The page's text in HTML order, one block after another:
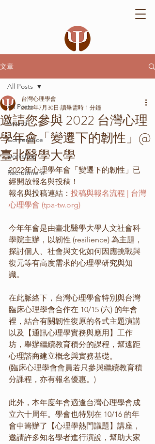
文章
All Posts
Award
Conference
workshop
Recruitment
All Posts
邀請您參與 2022 台灣心理
學年會「變遷下的韌性」@
臺北醫學大學
台灣心理學會
2022年7月30日 讀畢需時 1 分鐘
2022年心理學年會「變遷下的韌性」已
經開放報名與投稿！
報名與投稿連結： 投稿與報名流程 | 台灣
心理學會 (tpa-tw.org)
今年年會是由臺北醫學大學人文社會科
學院主辦，以韌性 (resilience) 為主題，
探討個人、社會與文化如何因應挑戰與
復元等有高度需求的心理學研究與知
識。
在此脈絡下，台灣心理學會特別與台灣
臨床心理學會合作在 10/15 (六) 的年會
裡，結合有關韌性復原的各式主題演講
以及【通訊心理學實務與應用】工作
坊，舉辦繼續教育積分的課程，幫遠距
心理諮商建立概念與實務基礎。
(臨床心理學會會員若只參與繼續教育積
分課程，亦有報名優惠。)
此外，本年度年會適逢台灣心理學會成
立六十周年。學會也特別在 10/16 的年
會中籌辦了【心理學熱門議題】講座，
邀請許多知名學者進行演說，幫助大家